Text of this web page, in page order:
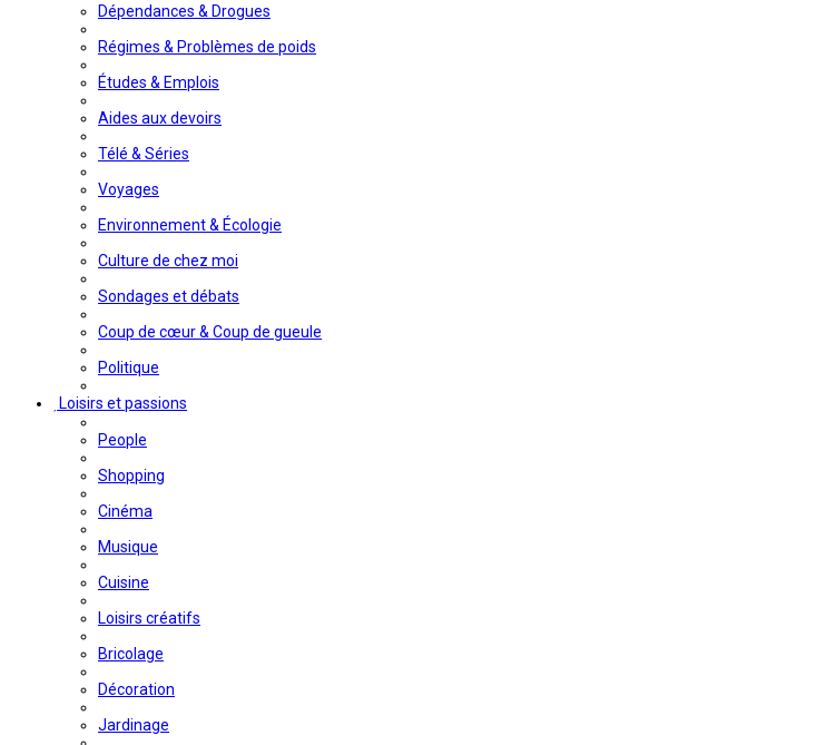
Dépendances & Drogues
Régimes & Problèmes de poids
Études & Emplois
Aides aux devoirs
Télé & Séries
Voyages
Environnement & Écologie
Culture de chez moi
Sondages et débats
Coup de cœur & Coup de gueule
Politique
Loisirs et passions
People
Shopping
Cinéma
Musique
Cuisine
Loisirs créatifs
Bricolage
Décoration
Jardinage